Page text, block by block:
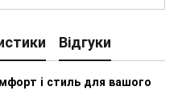
Відгуки
і стиль для вашого